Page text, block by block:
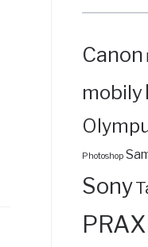
Canon
mobily
Photoshop
Sony